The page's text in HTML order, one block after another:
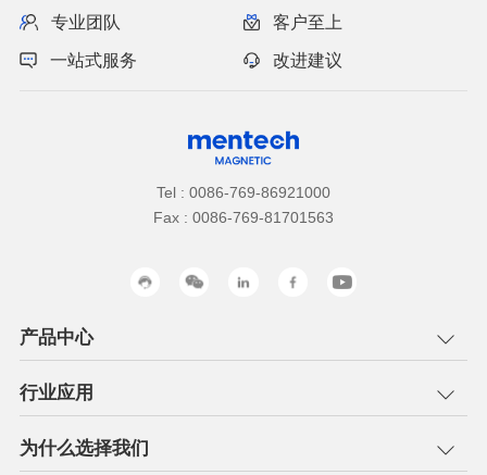
专业团队 客户至上
一站式服务 改进建议
Tel : 0086-769-86921000
Fax : 0086-769-81701563
产品中心
行业应用
为什么选择我们